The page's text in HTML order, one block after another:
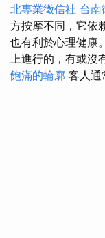
北專業徵信社 台南
方按摩不同，它依
也有利於心理健康。
上進行的，有或沒
飽滿的輪廓 客人通